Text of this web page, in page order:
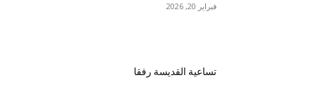
فبراير 20, 2026
تساعية القديسة رفقا